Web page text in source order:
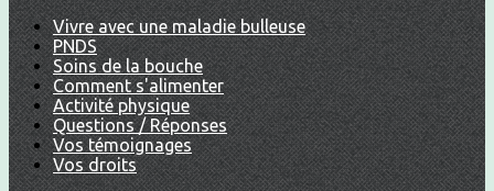
Vivre avec une maladie bulleuse
PNDS
Soins de la bouche
Comment s'alimenter
Activité physique
Questions / Réponses
Vos témoignages
Vos droits